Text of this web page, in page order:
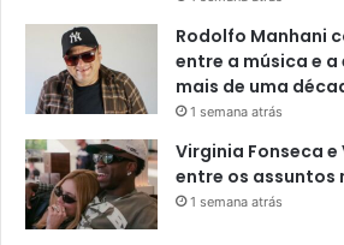
Rodolfo Manhani
entre a música e
mais de uma
1 semana atrás
Virginia Fonseca e
entre os assuntos
1 semana atrás